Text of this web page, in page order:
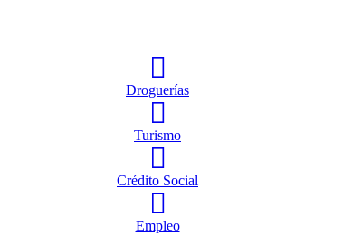
Droguerías
Turismo
Crédito Social
Empleo